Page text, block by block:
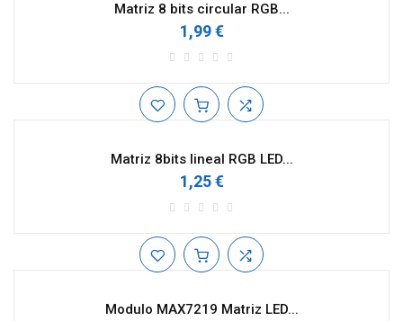
Matriz 8 bits circular RGB...
1,99 €
Matriz 8bits lineal RGB LED...
1,25 €
Modulo MAX7219 Matriz LED...